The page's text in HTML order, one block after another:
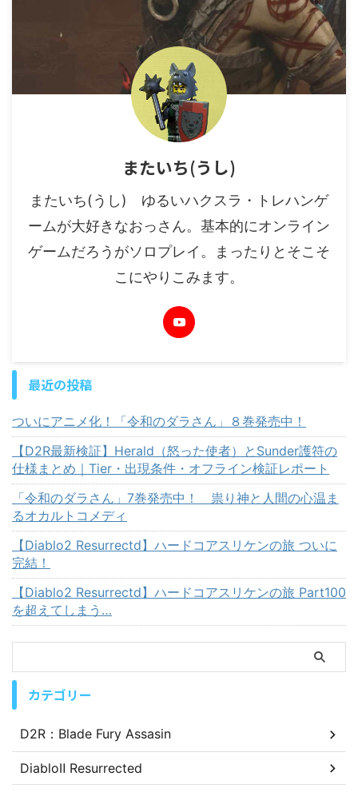
またいち(うし)
またいち(うし) ゆるいハクスラ・トレハンゲ
ームが大好きなおっさん。基本的にオンライン
ゲームだろうがソロプレイ。まったりとそこそ
こにやりこみます。
最近の投稿
ついにアニメ化！「令和のダラさん」８巻発売中！
【D2R最新検証】Herald（怒った使者）とSunder護符の
仕様まとめ｜Tier・出現条件・オフライン検証レポート
「令和のダラさん」7巻発売中！ 祟り神と人間の心温ま
るオカルトコメディ
【Diablo2 Resurrectd】ハードコアスリケンの旅 ついに
完結！
【Diablo2 Resurrectd】ハードコアスリケンの旅 Part100
を超えてしまう…
カテゴリー
D2R：Blade Fury Assasin
DiabloⅡ Resurrected